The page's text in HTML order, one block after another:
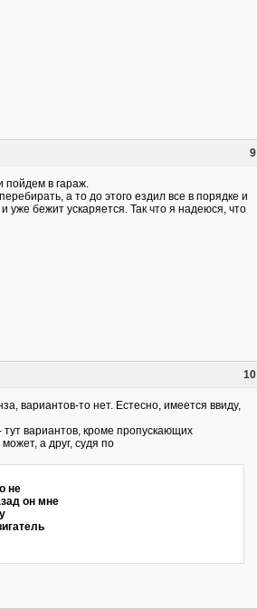
9
пойдем в гараж.
а то до этого ездил все в порядке и
уже бежит ускаряется. Так что я надеюся, что
10
вариантов-то нет. Естесно, имеется ввиду,
вариантов, кроме пропускающих
а друг, судя по
не
он мне